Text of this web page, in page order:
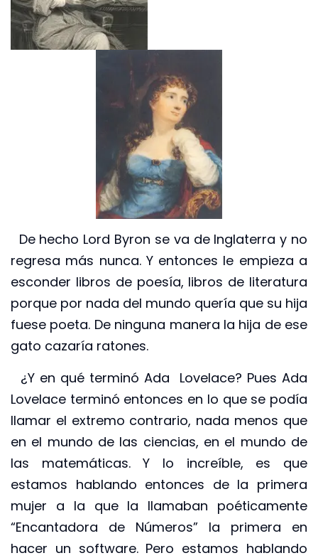
De hecho Lord Byron se va de Inglaterra y no
regresa más nunca. Y entonces le empieza a
esconder libros de poesía, libros de literatura
porque por nada del mundo quería que su hija
fuese poeta. De ninguna manera la hija de ese
gato cazaría ratones.
¿Y en qué terminó Ada Lovelace? Pues Ada
Lovelace terminó entonces en lo que se podía
llamar el extremo contrario, nada menos que
en el mundo de las ciencias, en el mundo de
las matemáticas. Y lo increíble, es que
estamos hablando entonces de la primera
mujer a la que la llamaban poéticamente
“Encantadora de Números” la primera en
hacer un software. Pero estamos hablando